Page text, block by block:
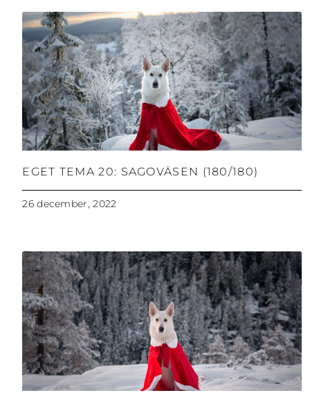
EGET TEMA 20: SAGOVÄSEN (180/180)
26 december, 2022